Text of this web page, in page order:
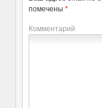
помечены *
Комментарий